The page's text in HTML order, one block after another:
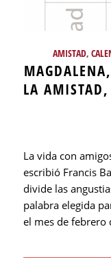
AMISTAD,
LA AMISTAD,
La vida con
escribió Francis
divide las
palabra elegida
el mes de febrero